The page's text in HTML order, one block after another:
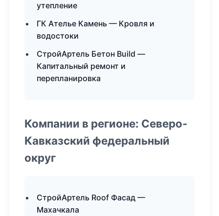
утепление
ГК Ателье Камень — Кровля и
водостоки
СтройАртель Бетон Build —
Капитальный ремонт и
перепланировка
Компании в регионе: Северо-
Кавказский федеральный
округ
СтройАртель Roof Фасад —
Махачкала